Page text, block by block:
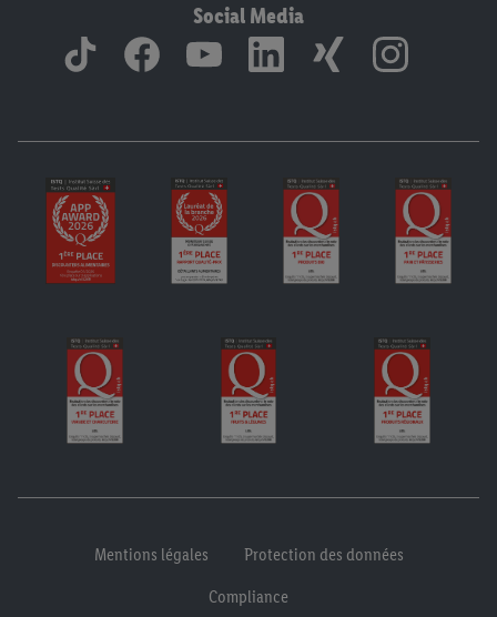
Social Media
Mentions légales
Protection des données
Compliance